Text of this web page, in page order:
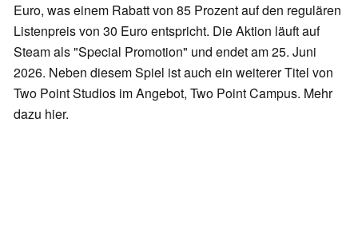
Euro, was einem Rabatt von 85 Prozent auf den regulären
Listenpreis von 30 Euro entspricht. Die Aktion läuft auf
Steam als "Special Promotion" und endet am 25. Juni
2026. Neben diesem Spiel ist auch ein weiterer Titel von
Two Point Studios im Angebot, Two Point Campus. Mehr
dazu hier.